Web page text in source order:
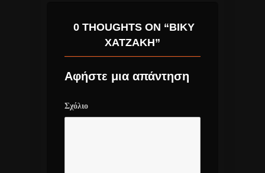
0 THOUGHTS ON “ΒΊΚΥ
ΧΑΤΖΆΚΗ”
Αφήστε μια απάντηση
Σχόλιο